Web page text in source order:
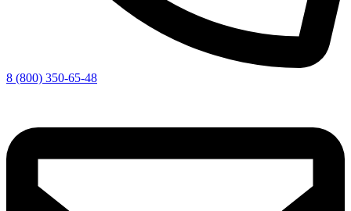
8 (800) 350-65-48